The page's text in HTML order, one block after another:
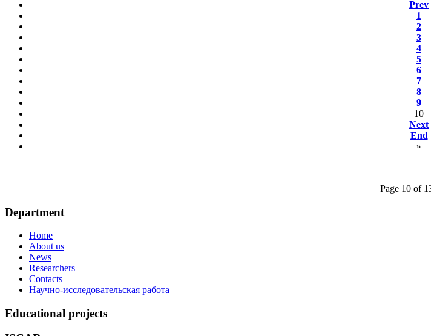
Prev
1
2
3
4
5
6
7
8
9
10
Next
End
»
Page 10 of
Department
Home
About us
News
Researchers
Contacts
Научно-исследовательская работа
Educational projects